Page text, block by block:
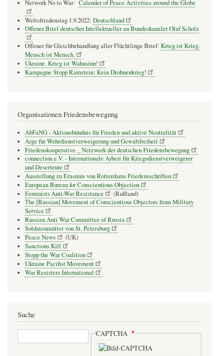
Network No to War: Calender of Peace Activities around the Globe
Weltsfriedenstag 1.9.2022: Deutschland
Offener Brief deutscher Intellektueller an Bundeskanzler Olaf Scholz
Offener für Gleichbehandlung aller Flüchtlinge Brief: Krieg ist Krieg.
Mensch ist Mensch.
Ukraine. Krieg ist Wahnsinn!
Kampagne Stopp Ramstein: Kein Drohnenkrieg!
Organisationen Friedensbewegung
AbFaNG - Aktionsbündnis für Frieden und aktive Neutralität
Arge für Wehrdienstverweigerung und Gewaltfreiheit
Friedenskooperative _ Netzwerk der deutschen Friedensbewegung
connection e.V. - Inter­na­tio­nale Arbeit für Kriegs­dienst­ver­wei­gerer
und Deser­teure
Ausstellung zu Erasmus von Rotterdams Friedensschriften
European Bureau for Conscientious Objection
Feminists Anti-War Resistance
(Rußland)
The [Russian] Movement of Conscientious Objectors from Military
Service
Russian Anti War Committee of Russia
Soldatenmütter von St. Petersburg
Peace News
(UK)
Sanctions Kill
Stopp the War Coalition
Ukraine Pacifist Movement
War Resisters International
Suche
Suche CAPTCHA